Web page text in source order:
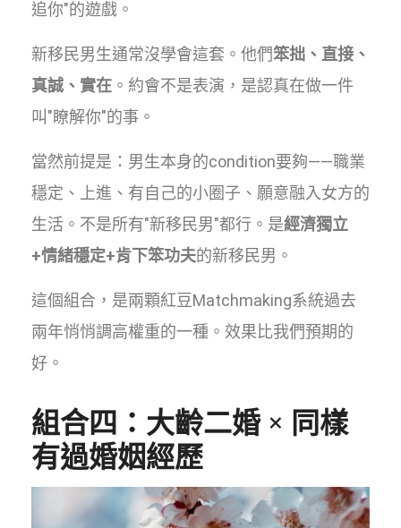
追你"的遊戲。
新移民男生通常沒學會這套。他們笨拙、直接、
真誠、實在 。約會不是表演，是認真在做一件
叫"瞭解你"的事。
當然前提是：男生本身的condition要夠——職業
穩定、上進、有自己的小圈子、願意融入女方的
生活。不是所有"新移民男"都行。是經濟獨立
+情緒穩定+肯下笨功夫的新移民男。
這個組合，是兩顆紅豆Matchmaking系統過去
兩年悄悄調高權重的一種。效果比我們預期的
好。
組合四：大齡二婚 × 同樣
有過婚姻經歷